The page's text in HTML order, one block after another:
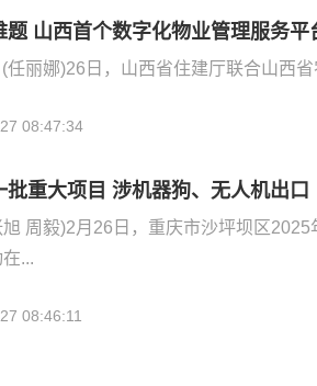
题 山西首个数字化物业管理服务平
任丽娜)26日，山西省住建厅联合山西
08:47:34
重大项目 涉机器狗、无人机出口
周毅)2月26日，重庆市沙坪坝区2025
...
08:46:11